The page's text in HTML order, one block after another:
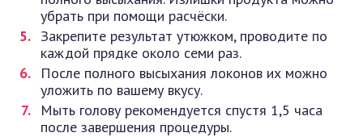
убрать при помощи расчёски.
Закрепите результат утюжком, проводите по
каждой прядке около семи раз.
После полного высыхания локонов их можно
уложить по вашему вкусу.
Мыть голову рекомендуется спустя 1,5 часа
после завершения процедуры.